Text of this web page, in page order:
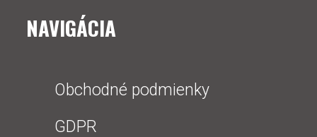
NAVIGÁCIA
Obchodné podmienky
GDPR